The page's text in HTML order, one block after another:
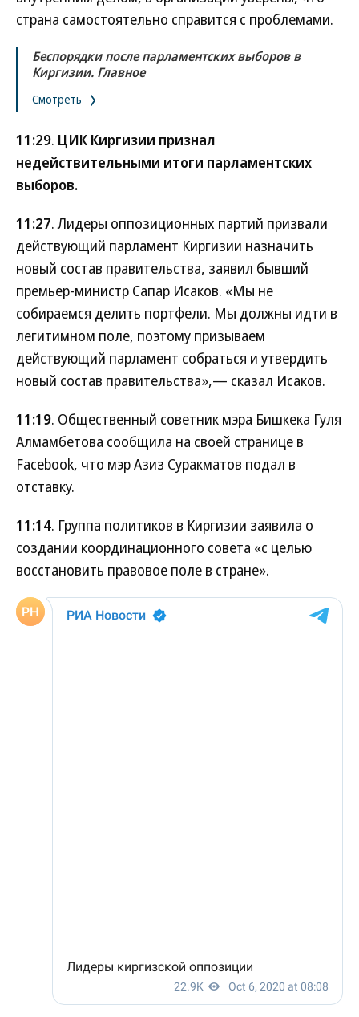
страна самостоятельно справится с проблемами.
Беспорядки после парламентских выборов в
Киргизии. Главное
Смотреть
11:29. ЦИК Киргизии признал
недействительными итоги парламентских
выборов.
11:27. Лидеры оппозиционных партий призвали
действующий парламент Киргизии назначить
новый состав правительства, заявил бывший
премьер-министр Сапар Исаков. «Мы не
собираемся делить портфели. Мы должны идти в
легитимном поле, поэтому призываем
действующий парламент собраться и утвердить
новый состав правительства»,— сказал Исаков.
11:19. Общественный советник мэра Бишкека Гуля
Алмамбетова сообщила на своей странице в
Facebook, что мэр Азиз Суракматов подал в
отставку.
11:14. Группа политиков в Киргизии заявила о
создании координационного совета «с целью
восстановить правовое поле в стране».